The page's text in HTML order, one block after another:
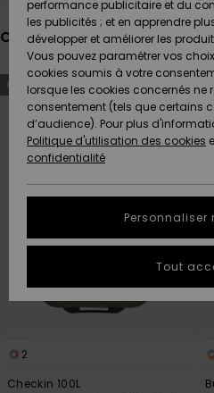
Snow
A
Découvrir
Snow
A
Découvrir
Femme
A
Découvrir
OUTLET
AIDE &
CONTACT
Cadeau
Quiksilver
Freedom
Protection
des
tailles
conversation
MAGASINS
QUIKSILVER
Ces produits pourraient
Passer
aux
critères
filtrage
recherche
Aller
trier
NOUVEAUTÉ
2
Checkin 100L
performance publicitaire et du
les publicités ; et en apprendre
développer et améliorer les
Vous pouvez paramétrer vos
cookies soumis à votre
lorsque les cookies concernés ne
consentement (tels que certains
d’audience). Pour plus
Politique d'utilisation des cookies
confidentialité
Personnaliser
Tout